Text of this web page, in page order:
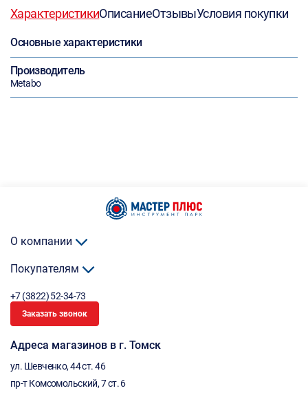
ХарактеристикиОписаниеОтзывыУсловия покупки
Основные характеристики
Производитель
Metabo
О компании
Покупателям
+7 (3822) 52-34-73
Заказать звонок
Адреса магазинов в г. Томск
ул. Шевченко, 44 ст. 46
пр-т Комсомольский, 7 ст. 6